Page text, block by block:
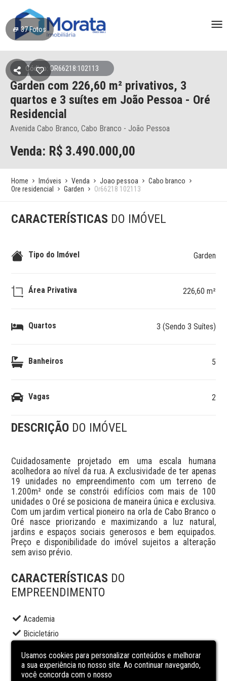
37Fotos
Código: OR66218:102113
Garden com 226,60 m² privativos, 3
quartos e 3 suítes em João Pessoa - Oré
Residencial
Avenida Cabo Branco, Cabo Branco - João Pessoa
Venda: R$ 3.490.000,00
Home Imóveis Venda Joao pessoa
Cabo branco
Ore residencial
Garden Or66218 102113
CARACTERÍSTICAS DO IMÓVEL
Tipo do Imóvel Garden
Área Privativa 226,60 m²
Quartos 3 (Sendo 3 Suítes)
Banheiros 5
Vagas 2
DESCRIÇÃO DO IMÓVEL
Cuidadosamente projetado em uma escala humana
acolhedora ao nível da rua. A exclusividade de ter apenas
19 unidades no empreendimento com um terreno de
1.200m² onde se constrói edifícios com mais de 100
unidades o Oré se posiciona de maneira única e exclusiva.
Com um jardim vertical pioneiro na orla de Cabo Branco o
Oré nasce priorizando e maximizando a luz natural,
jardins e espaços sociais generosos e bem equipados.
Preço e disponibilidade do imóvel sujeitos a alteração
sem aviso prévio.
CARACTERÍSTICAS DO
EMPREENDIMENTO
Academia
Bicicletário
Espaço gourmet
Piscina adulto
Usamos cookies para personalizar conteúdos e melhorar
a sua experiência no nosso site. Ao continuar navegando,
você concorda com o nosso